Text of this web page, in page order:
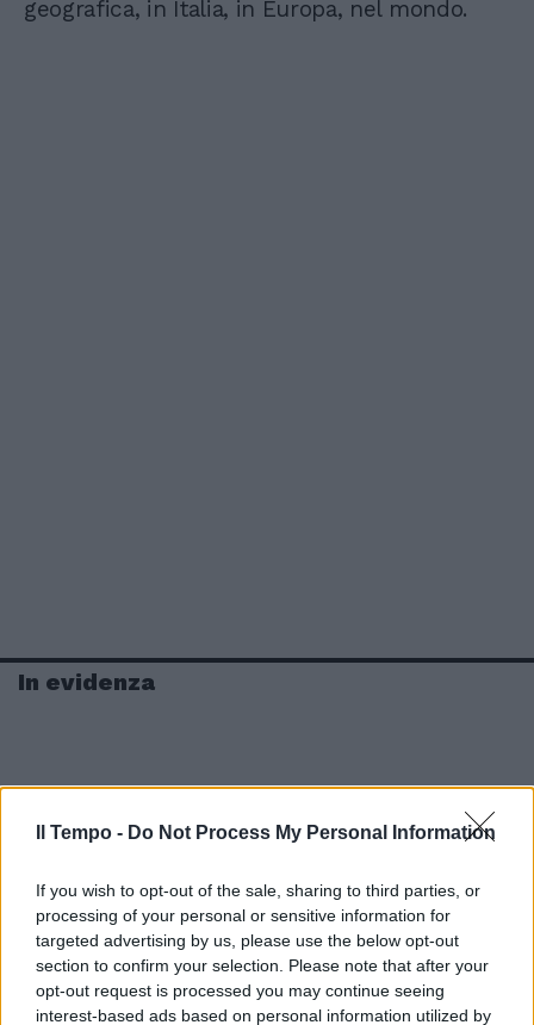
Il Tempo - Do Not Process My Personal Information
If you wish to opt-out of the sale, sharing to third parties, or
processing of your personal or sensitive information for
targeted advertising by us, please use the below opt-out
section to confirm your selection. Please note that after your
opt-out request is processed you may continue seeing
interest-based ads based on personal information utilized by
geografica, in Italia, in Europa, nel mondo.
In evidenza